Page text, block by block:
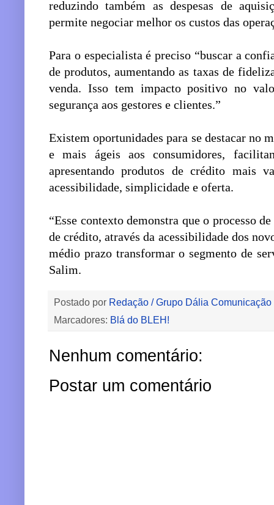
reduzindo também as despesas de
permite negociar melhor os custos das
Para o especialista é preciso “buscar a
de produtos, aumentando as taxas de
venda. Isso tem impacto positivo no
segurança aos gestores e clientes.”
Existem oportunidades para se destacar no
e mais ágeis aos consumidores,
apresentando produtos de crédito mais
acessibilidade, simplicidade e oferta.
“Esse contexto demonstra que o processo
de crédito, através da acessibilidade dos
médio prazo transformar o segmento de
Salim.
Postado por Redação / Grupo Dália Comunicação
Marcadores: Blá do BLEH!
Nenhum comentário:
Postar um comentário